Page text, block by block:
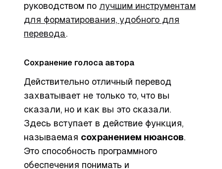
руководством по лучшим инструментам
для форматирования, удобного для
перевода.
Сохранение голоса автора
Действительно отличный перевод
захватывает не только то, что вы
сказали, но и как вы это сказали.
Здесь вступает в действие функция,
называемая сохранением нюансов.
Это способность программного
обеспечения понимать и